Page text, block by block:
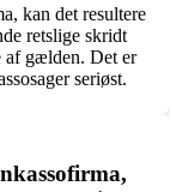
kan det resultere
retslige skridt
af gælden. Det er
seriøst.